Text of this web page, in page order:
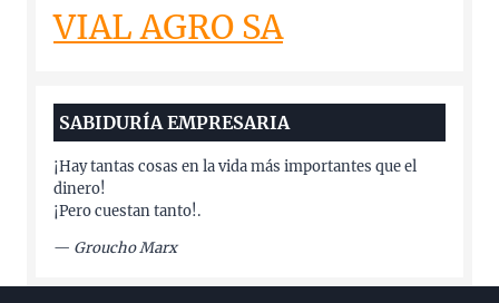
VIAL AGRO SA
SABIDURÍA EMPRESARIA
¡Hay tantas cosas en la vida más importantes que el
dinero!
¡Pero cuestan tanto!.
— Groucho Marx